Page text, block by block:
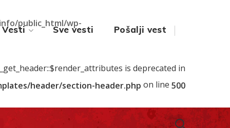
public_html/wp-
Vesti Sve vesti Pošalji vest
is deprecated in
header/section-header.php on line 500